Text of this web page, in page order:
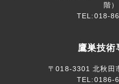
階）
TEL:018-
鷹巣技術
〒018-3301 北秋田
TEL:0186-